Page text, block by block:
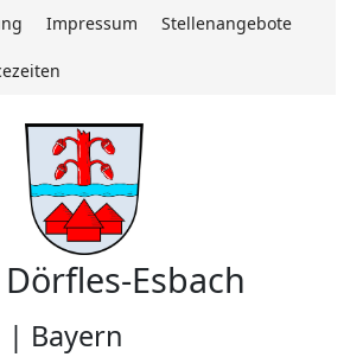
Impressum Stellenangebote
Esbach
| Bayern